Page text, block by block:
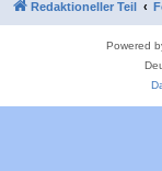
Redaktioneller Teil
Powered